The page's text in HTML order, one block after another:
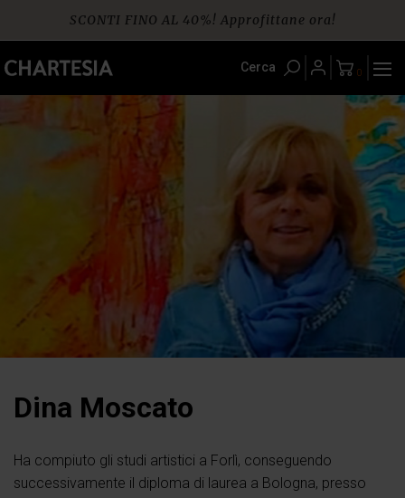
content
SCONTI FINO AL 40%! Approfittane ora!
Spedizione gratuita per ordini da € 60
Cerca 0
Dina Moscato
Ha compiuto gli studi artistici a Forlì, conseguendo
successivamente il diploma di laurea a Bologna, presso